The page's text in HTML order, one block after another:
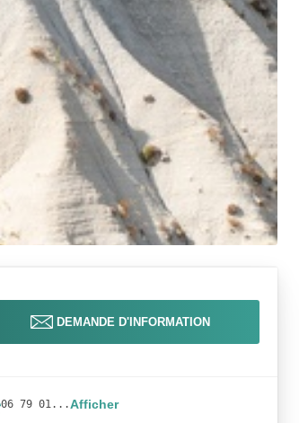
DEMANDE D'INFORMATION
06 79 01...Afficher